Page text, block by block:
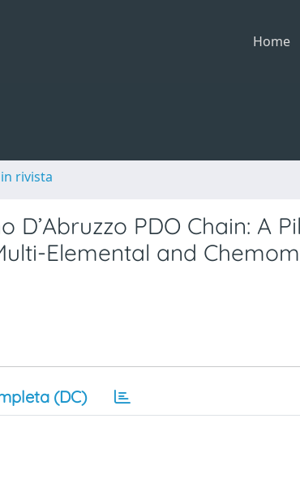
Home
rivista
PDO Chain: A
Elemental and
(DC)